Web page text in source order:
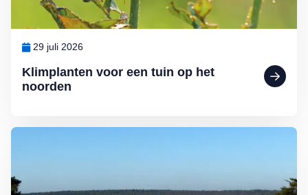
Klimplanten voor een tuin op het
noorden
29 juli 2026
Lees meer over Ontdek Nederland: mooie fietspaden en